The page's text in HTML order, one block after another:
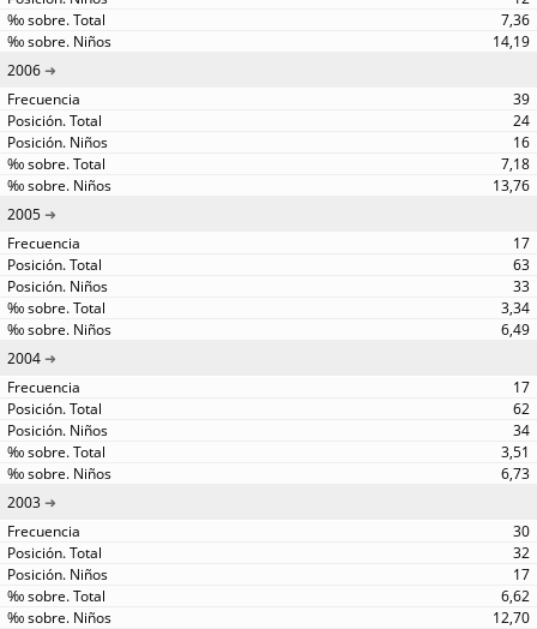
7,36
14,19
2006
39
24
16
7,18
13,76
2005
17
63
33
3,34
6,49
2004
17
62
34
3,51
6,73
2003
30
32
17
6,62
12,70